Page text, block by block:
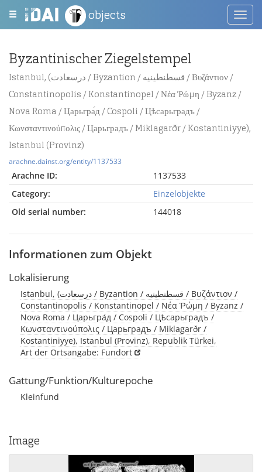
objects
Byzantinischer Ziegelstempel
Istanbul, (درسعادت / Byzantion / قسطنطينيه / Βυζάντιον /
Constantinopolis / Konstantinopel / Νέα Ῥώμη / Byzanz /
Nova Roma / Царьгра́д / Cospoli / Цѣсарьградъ /
Κωνσταντινούπολις / Царьградъ / Miklagarðr / Kostantiniyye),
Istanbul (Provinz)
arachne.dainst.org/entity/1137533
Arachne ID:
1137533
Category:
Einzelobjekte
Old serial number:
144018
Informationen zum Objekt
Lokalisierung
Istanbul, (درسعادت / Byzantion / قسطنطينيه / Βυζάντιον /
Constantinopolis / Konstantinopel / Νέα Ῥώμη / Byzanz /
Nova Roma / Царьгра́д / Cospoli / Цѣсарьградъ /
Κωνσταντινούπολις / Царьградъ / Miklagarðr /
Kostantiniyye), Istanbul (Provinz), Republik Türkei,
Art der Ortsangabe: Fundort
Gattung/Funktion/Kulturepoche
Kleinfund
Image